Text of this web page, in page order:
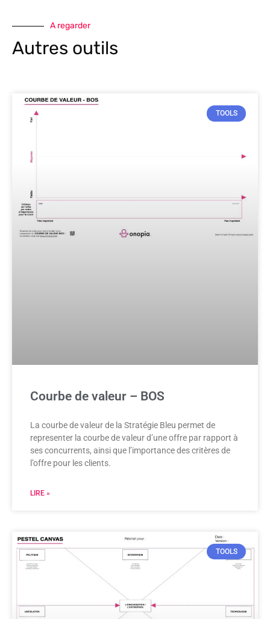
A regarder
Autres outils
TOOLS
Courbe de valeur – BOS
La courbe de valeur de la Stratégie Bleu permet de
representer la courbe de valeur d’une offre par rapport à
ses concurrents, ainsi que l’importance des critères de
l’offre pour les clients.
LIRE »
TOOLS